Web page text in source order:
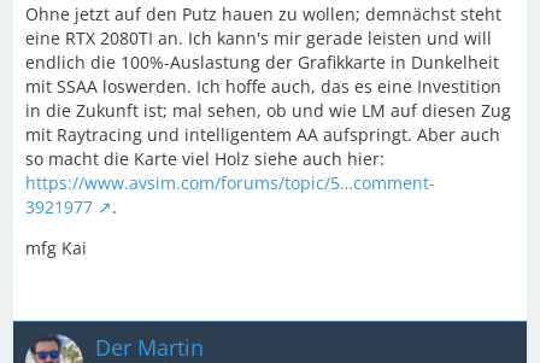
Ohne jetzt auf den Putz hauen zu wollen; demnächst steht
eine RTX 2080TI an. Ich kann's mir gerade leisten und will
endlich die 100%-Auslastung der Grafikkarte in Dunkelheit
mit SSAA loswerden. Ich hoffe auch, das es eine Investition
in die Zukunft ist; mal sehen, ob und wie LM auf diesen Zug
mit Raytracing und intelligentem AA aufspringt. Aber auch
so macht die Karte viel Holz siehe auch hier:
https://www.avsim.com/forums/topic/5…comment-
3921977
.
mfg Kai
Der Martin